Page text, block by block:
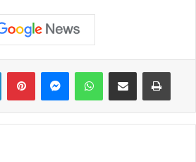
LinkedInPinterestMessengerWhatsAppShare via Email Print